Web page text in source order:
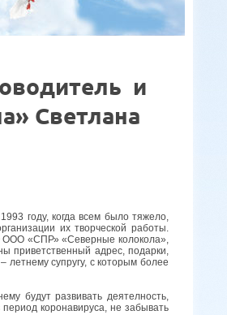
и
Светлана
году, когда всем было тяжело,
их творческой работы.
ООО «СПР» «Северные колокола»,
приветственный адрес, подарки,
супругу, с которым более
развивать деятелность,
коронавируса, не забывать